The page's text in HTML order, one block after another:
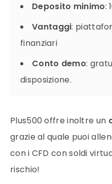
Deposito minimo:
Vantaggi:
finanziari
Conto demo:
disposizione.
Plus500 offre inoltre un
grazie al quale puoi
con i CFD con soldi
rischio!